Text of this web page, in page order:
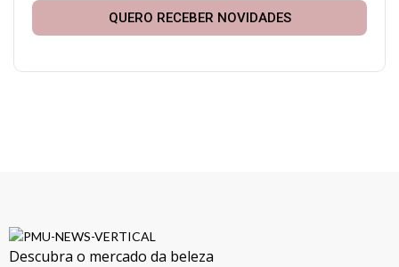
QUERO RECEBER NOVIDADES
Descubra o mercado da beleza